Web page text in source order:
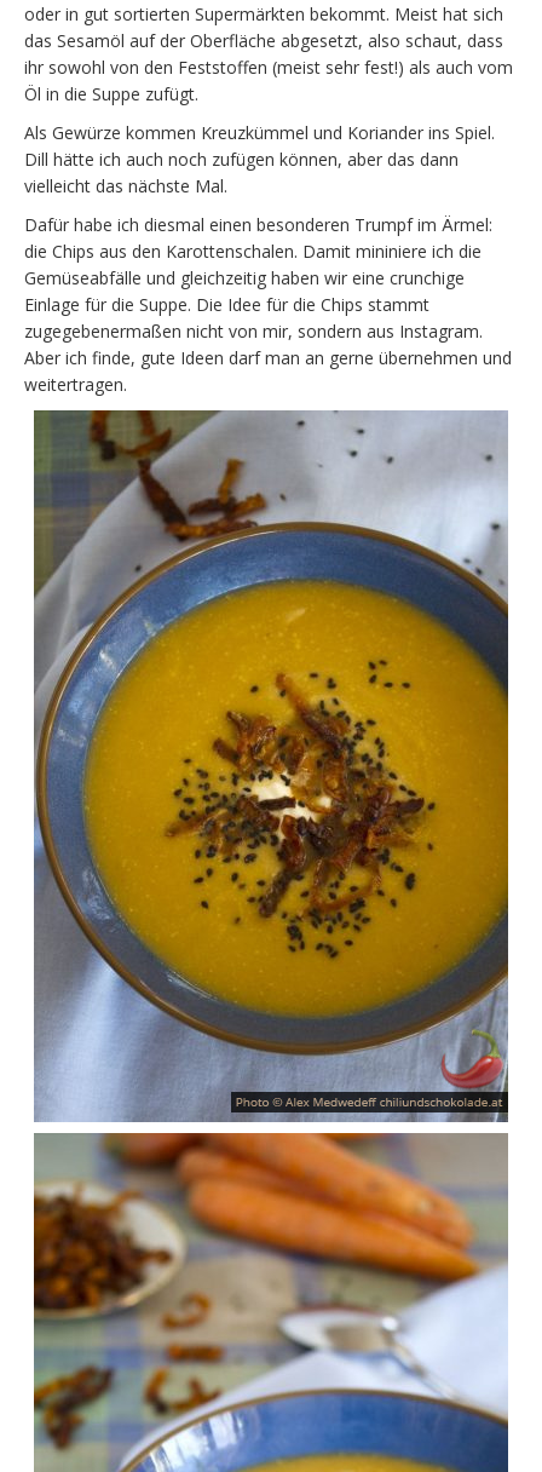
oder in gut sortierten Supermärkten bekommt. Meist hat sich
das Sesamöl auf der Oberfläche abgesetzt, also schaut, dass
ihr sowohl von den Feststoffen (meist sehr fest!) als auch vom
Öl in die Suppe zufügt.
Als Gewürze kommen Kreuzkümmel und Koriander ins Spiel.
Dill hätte ich auch noch zufügen können, aber das dann
vielleicht das nächste Mal.
Dafür habe ich diesmal einen besonderen Trumpf im Ärmel:
die Chips aus den Karottenschalen. Damit mininiere ich die
Gemüseabfälle und gleichzeitig haben wir eine crunchige
Einlage für die Suppe. Die Idee für die Chips stammt
zugegebenermaßen nicht von mir, sondern aus Instagram.
Aber ich finde, gute Ideen darf man an gerne übernehmen und
weitertragen.